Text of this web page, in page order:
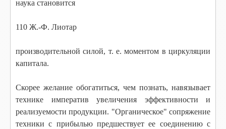
наука становится
110 Ж.-Ф. Лиотар
производительной силой, т. е. моментом в циркуляции
капитала.
Скорее желание обогатиться, чем познать, навязывает
технике императив увеличения эффективности и
реализуемости продукции. "Органическое" сопряжение
техники с прибылью предшествует ее соединению с